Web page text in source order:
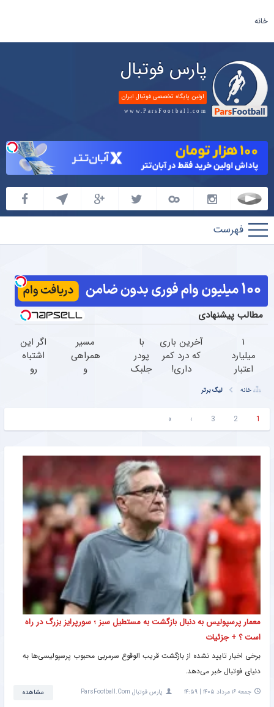
خانه
پارس فوتبال
اولین پایگاه تخصصی فوتبال ایران
www.ParsFootball.com
پارس
فوتبال
مطالب پیشنهادی
۱
میلیارد
اعتبار
طلا |
ضامن
آخرین باری
که درد کمر
داری!
با
پودر
جلبک
مسیر
همراهی
و
اگر این
اشتباه
رو
خانه لیگ برتر
1
2
3
›
»
معمار پرسپولیس به دنبال بازگشت به مستطیل سبز ؛ سورپرایز بزرگ در راه
است ؟ + جزئیات
برخی اخبار تایید نشده از بازگشت قریب الوقوع سرمربی محبوب پرسپولیسی‌ها به
دنیای فوتبال خبر می‌دهد.
جمعه ۱۶ مرداد ۱۴۰۵ | ۱۴:۵۹ پارس فوتبال ParsFootball.Com مشاهده